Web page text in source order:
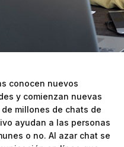
conocen nuevos
y comienzan nuevas
millones de chats de
ayudan a las personas
o no. Al azar chat se